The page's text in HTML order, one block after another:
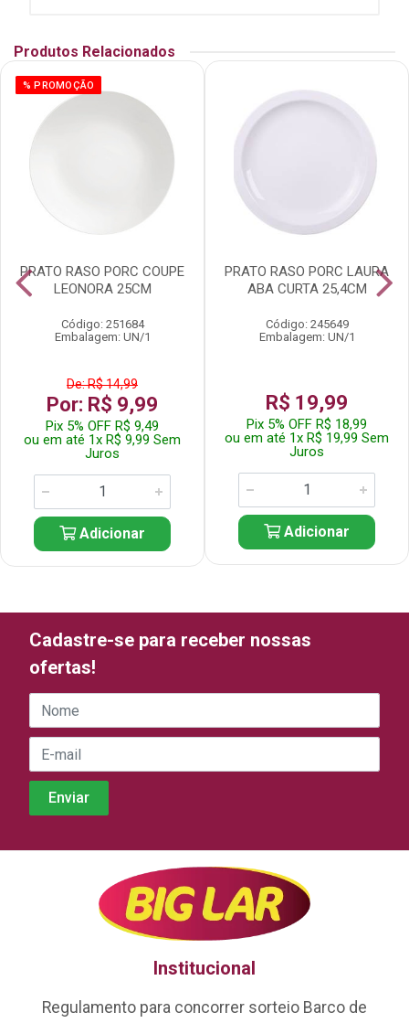
Produtos Relacionados
% PROMOÇÃO
PRATO RASO PORC COUPE
LEONORA 25CM
Código: 251684
Embalagem: UN/1
De: R$ 14,99
Por: R$ 9,99
Pix 5% OFF R$ 9,49
ou em até 1x R$ 9,99 Sem
Juros
Adicionar
PRATO RASO PORC LAURA
ABA CURTA 25,4CM
Código: 245649
Embalagem: UN/1
R$ 19,99
Pix 5% OFF R$ 18,99
ou em até 1x R$ 19,99 Sem
Juros
Adicionar
Cadastre-se para receber nossas
ofertas!
Institucional
Regulamento para concorrer sorteio Barco de